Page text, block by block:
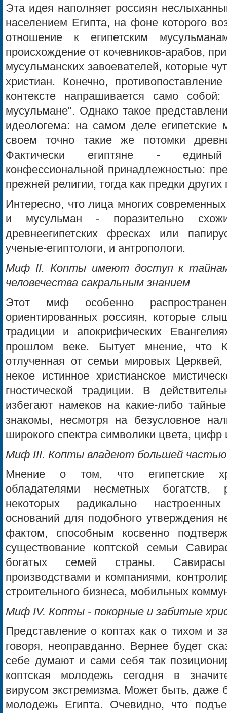
Эта идея наполняет россиян
населением Египта, на фоне которого
отношение к египетским
происхождение от кочевников-арабов,
мусульманских завоевателей, которые
христиан. Конечно,
контексте напрашивается само
мусульмане". Однако такое
идеологема: на самом деле египетские
своем точно такие же потомки
Фактически египтяне -
конфессиональной принадлежностью:
прежней религии, тогда как предки
Интересно, что лица многих современных
и мусульман - поразительно
древнеегипетских фресках или
ученые-египтологи, и антропологи.
Миф II. Копты имеют доступ к
человечества сакральным знанием
Этот миф особенно
ориентированных россиян, которые
традиции и апокрифических
прошлом веке. Бытует мнение, что
отлученная от семьи мировых
некое истинное христианское
гностической традиции. В
избегают намеков на какие-либо
знакомы, несмотря на безусловное
широкого спектра символики цвета, цифр
Миф III. Копты владеют большей частью
Мнение о том, что египетские
обладателями несметных богатств,
некоторых радикально
оснований для подобного утверждения
фактом, способным косвенно
существование коптской семьи
богатых семей страны.
производствами и компаниями,
строительного бизнеса, мобильных
Миф IV. Копты - покорные и забитые
Представление о коптах как о тихом и
говоря, неоправданно. Вернее будет
себе думают и сами себя так
коптская молодежь сегодня в
вирусом экстремизма. Может быть, даже
молодежь Египта. Очевидно, что